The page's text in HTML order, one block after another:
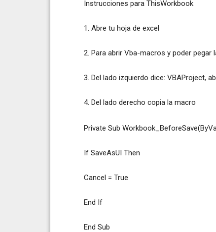
Instrucciones para ThisWorkbook
1. Abre tu hoja de excel
2. Para abrir Vba-macros y poder pegar
3. Del lado izquierdo dice: VBAProject,
4. Del lado derecho copia la macro
Private Sub
If SaveAsUI Then
Cancel = True
End If
End Sub